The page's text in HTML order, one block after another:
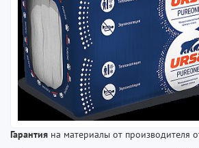
Гарантия на материалы от производителя